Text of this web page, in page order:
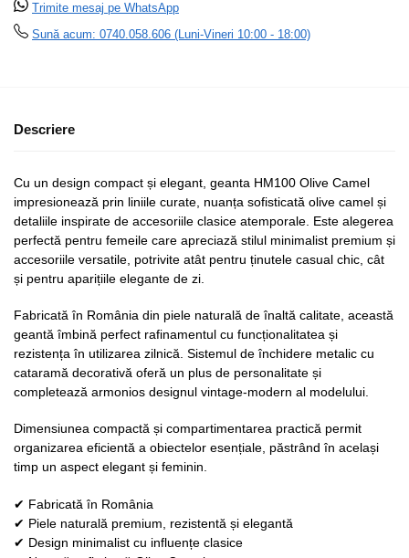
Trimite mesaj pe WhatsApp
Sună acum: 0740.058.606 (Luni-Vineri 10:00 - 18:00)
Descriere
Cu un design compact și elegant, geanta HM100 Olive Camel
impresionează prin liniile curate, nuanța sofisticată olive camel și
detaliile inspirate de accesoriile clasice atemporale. Este alegerea
perfectă pentru femeile care apreciază stilul minimalist premium și
accesoriile versatile, potrivite atât pentru ținutele casual chic, cât
și pentru aparițiile elegante de zi.
Fabricată în România din piele naturală de înaltă calitate, această
geantă îmbină perfect rafinamentul cu funcționalitatea și
rezistența în utilizarea zilnică. Sistemul de închidere metalic cu
cataramă decorativă oferă un plus de personalitate și
completează armonios designul vintage-modern al modelului.
Dimensiunea compactă și compartimentarea practică permit
organizarea eficientă a obiectelor esențiale, păstrând în același
timp un aspect elegant și feminin.
✔ Fabricată în România
✔ Piele naturală premium, rezistentă și elegantă
✔ Design minimalist cu influențe clasice